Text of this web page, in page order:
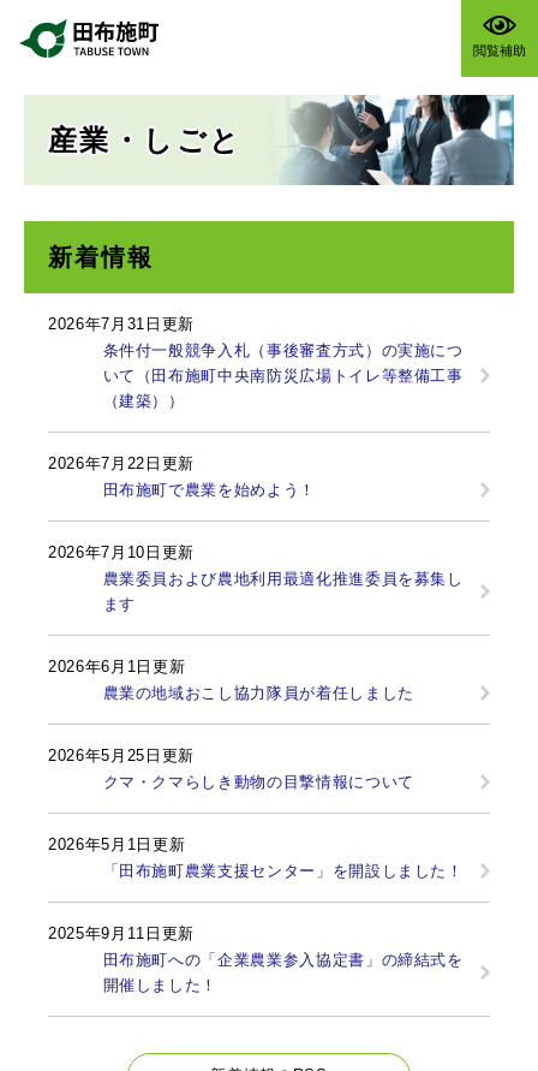
閲覧補助
産業・しごと
新着情報
2026年7月31日更新
条件付一般競争入札（事後審査方式）の実施につ
いて（田布施町中央南防災広場トイレ等整備工事
（建築））
2026年7月22日更新
田布施町で農業を始めよう！
2026年7月10日更新
農業委員および農地利用最適化推進委員を募集し
ます
2026年6月1日更新
農業の地域おこし協力隊員が着任しました
2026年5月25日更新
クマ・クマらしき動物の目撃情報について
2026年5月1日更新
「田布施町農業支援センター」を開設しました！
2025年9月11日更新
田布施町への「企業農業参入協定書」の締結式を
開催しました！